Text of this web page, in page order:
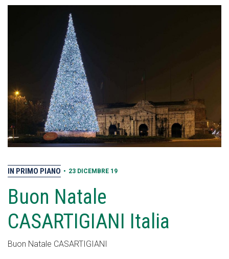
IN PRIMO PIANO • 23 DICEMBRE 19
Buon Natale
CASARTIGIANI Italia
Buon Natale CASARTIGIANI